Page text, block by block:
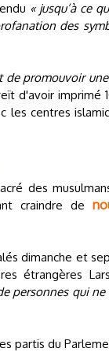
« jusqu’à ce
des
de promouvoir
d'avoir imprimé
les centres
des
craindre de
dimanche et
étrangères
personnes qui ne
partis du